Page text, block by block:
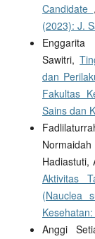
Candidate
(2023): J.
Sawitri,
dan
Fakultas
Sains dan
Hadiastuti,
Aktivitas
(Nauclea
Anggi